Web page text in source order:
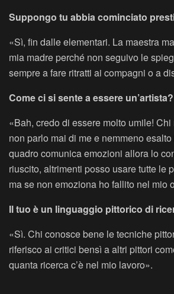
Suppongo tu abbia cominciato
«Sì, fin dalle elementari. La maestra
mia madre perché non seguivo le
sempre a fare ritratti ai compagni o a
Come ci si sente a essere un’artista?
«Bah, credo di essere molto umile!
non parlo mai di me e nemmeno
quadro comunica emozioni allora lo
riuscito, altrimenti posso usare tutte le
ma se non emoziona ho fallito nel mio
Il tuo è un linguaggio pittorico di
«Sì. Chi conosce bene le tecniche
riferisco ai critici bensì a altri pittori
quanta ricerca c’è nel mio lavoro».